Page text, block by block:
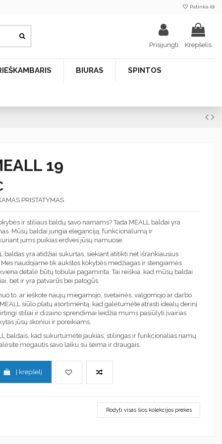
Patinka (0)
Prisijungti Krepšelis
BIURAS SPINTOS
19
PRISTATYMAS
ir stiliaus baldų savo namams? Tada MEALL baldai yra
Mūsų baldai jungia eleganciją, funkcionalumą ir
jums puikias erdves jūsų namuose.
baldas yra atidžiai sukurtas, siekiant atitikti net išrankiausius
naudojame tik aukštos kokybės medžiagas ir stengiamės
detalė būtų tobulai pagaminta. Tai reiškia, kad mūsų baldai
bet ir yra patvarūs bei patogūs.
to, ar ieškote naujų miegamojo, svetainės, valgomojo ar darbo
siūlo platų asortimentą, kad galėtumėte atrasti idealų derinį
stiliai ir dizaino sprendimai leidžia mums pasiūlyti įvairias
jūsų skoniui ir poreikiams.
baldais, kad sukurtumėte jaukias, stilingas ir funkcionalias namų
mėgautis savo laiku su šeima ir draugais.
Į krepšelį
Rodyti visas šios kolekcijos prekes